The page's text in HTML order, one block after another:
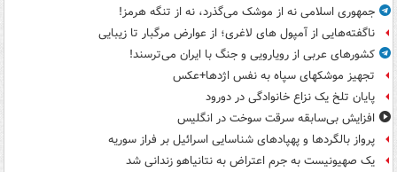
جمهوری اسلامی نه از موشک می‌گذرد، نه از تنگه هرمز!
ناگفته‌هایی از آمپول های لاغری؛ از عوارض مرگبار تا زیبایی
کشورهای عربی از رویارویی و جنگ با ایران می‌ترسند!
تجهیز موشکهای سپاه به نفس اژدها+عکس
پایان تلخ یک نزاع خانوادگی در دورود
افزایش بی‌سابقه سرقت سوخت در انگلیس
پرواز بالگردها و پهپادهای شناسایی اسرائیل بر فراز سوریه
یک صهیونیست به جرم اعتراض به نتانیاهو زندانی شد